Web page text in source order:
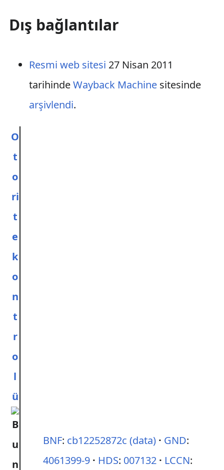
Dış bağlantılar
Resmi web sitesi 27 Nisan 2011
tarihindeWayback Machinesitesinde
arşivlendi.
O
t
o
ri
t
e
k
o
n
t
r
o
l
ü
BNF: cb12252872c (data) GND:
4061399-9
HDS: 007132 LCCN: